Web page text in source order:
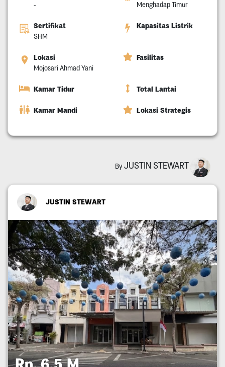
- Menghadap Timur
Sertifikat
SHM
Kapasitas Listrik
Lokasi
Mojosari Ahmad Yani
Fasilitas
Kamar Tidur Total Lantai
Kamar Mandi Lokasi Strategis
By JUSTIN STEWART
JUSTIN STEWART